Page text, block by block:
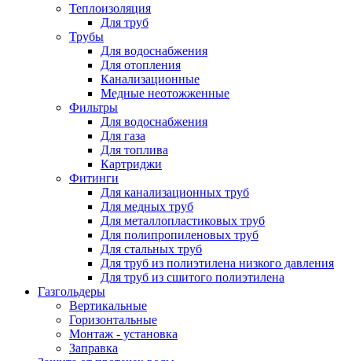
Теплоизоляция
Для труб
Трубы
Для водоснабжения
Для отопления
Канализационные
Медные неотожженные
Фильтры
Для водоснабжения
Для газа
Для топлива
Картриджи
Фитинги
Для канализационных труб
Для медных труб
Для металлопластиковых труб
Для полипропиленовых труб
Для стальных труб
Для труб из полиэтилена низкого давления
Для труб из сшитого полиэтилена
Газгольдеры
Вертикальные
Горизонтальные
Монтаж - установка
Заправка